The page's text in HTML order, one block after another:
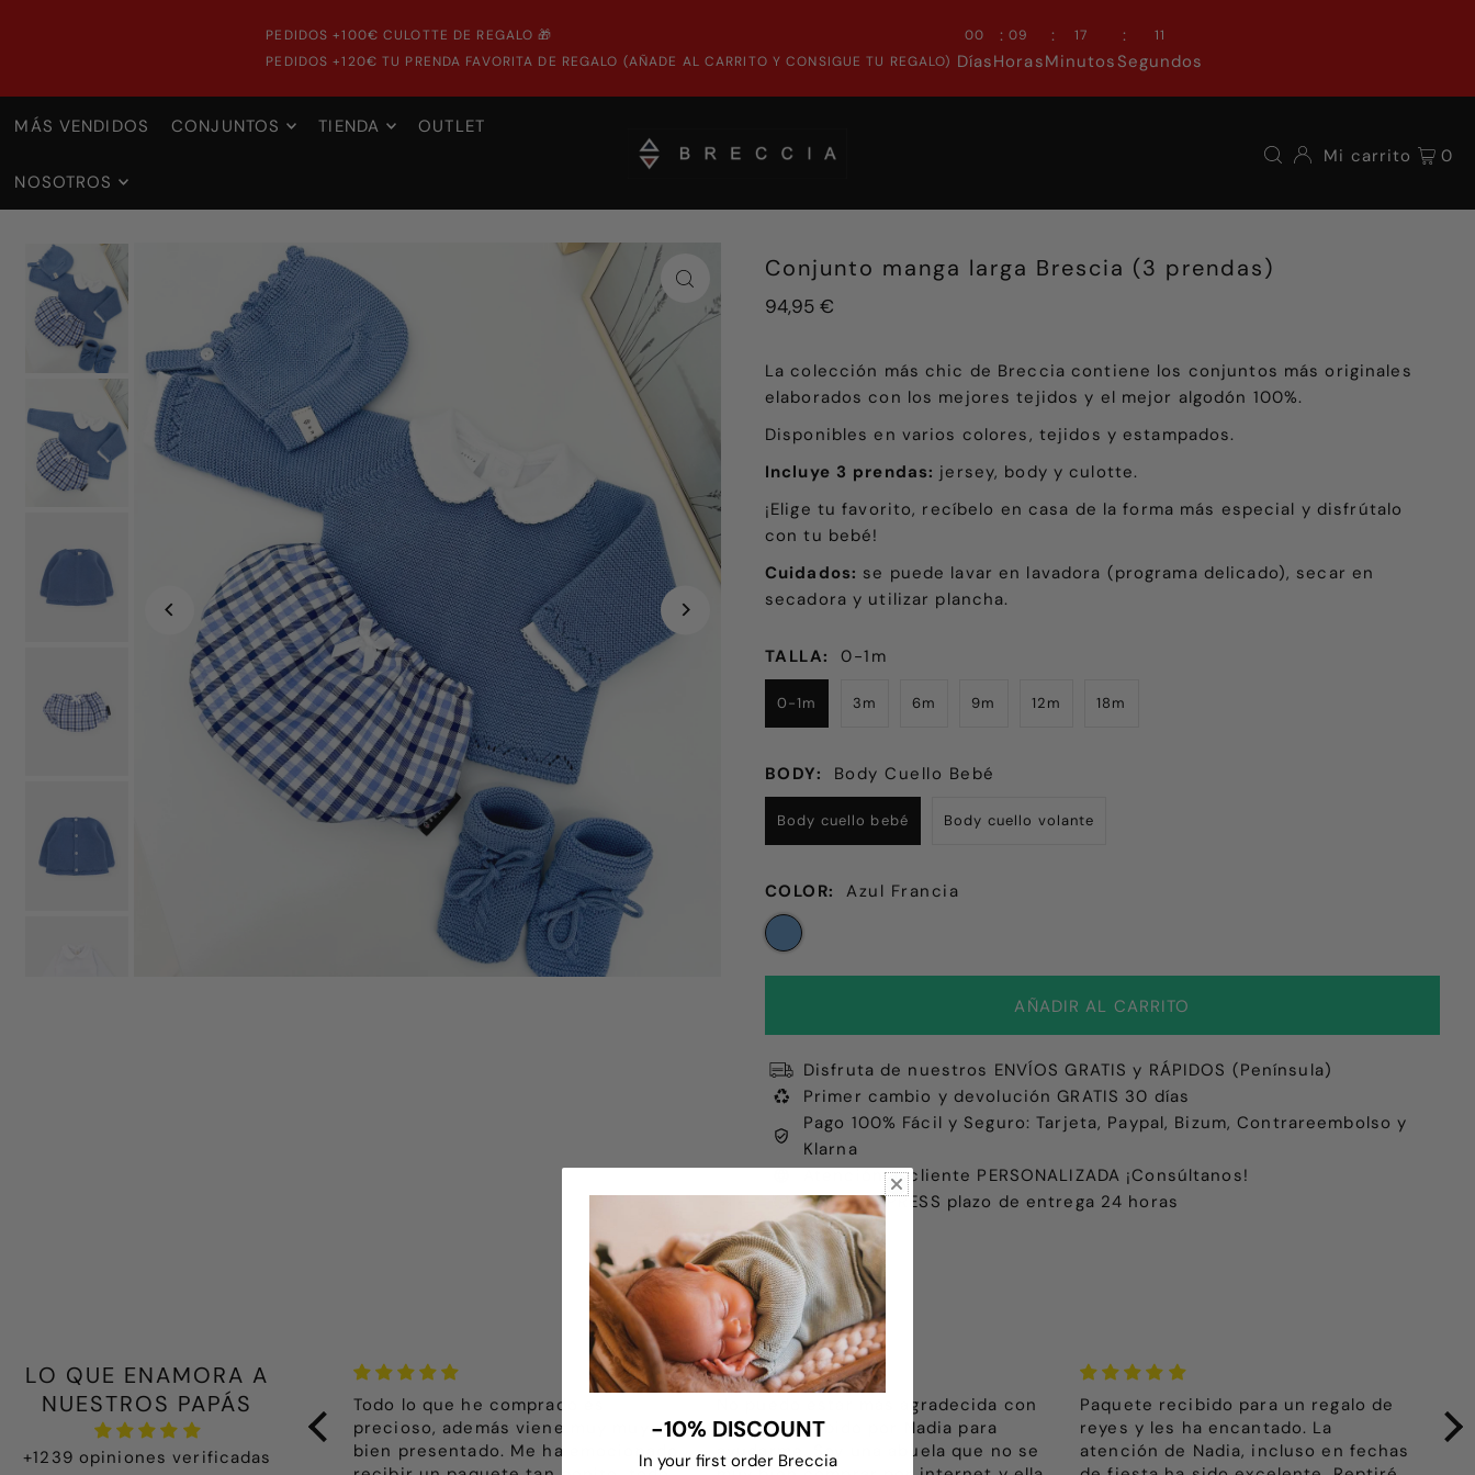
PEDIDOS +100€ CULOTTE DE REGALO 🎁
PEDIDOS +120€ TU PRENDA FAVORITA DE REGALO (AÑADE AL CARRITO Y CONSIGUE TU REGALO)
00
Días
: 09
Horas
: 17
Minutos
: 11
Segundos
MÁS VENDIDOS CONJUNTOS TIENDA OUTLET
NOSOTROS
Mi carrito 0
Conjunto manga larga Brescia (3 prendas)
94,95 €
La colección más chic de Breccia contiene los conjuntos más originales
elaborados con los mejores tejidos y el mejor algodón 100%.
Disponibles en varios colores, tejidos y estampados.
Incluye 3 prendas: jersey, body y culotte.
¡Elige tu favorito, recíbelo en casa de la forma más especial y disfrútalo
con tu bebé!
Cuidados: se puede lavar en lavadora (programa delicado), secar en
secadora y utilizar plancha.
TALLA: 0-1m
0-1m 3m 6m 9m 12m 18m
BODY: Body Cuello Bebé
Body cuello bebé Body cuello volante
COLOR: Azul Francia
Disfruta de nuestros ENVÍOS GRATIS y RÁPIDOS (Península)
Primer cambio y devolución GRATIS 30 días
Pago 100% Fácil y Seguro: Tarjeta, Paypal, Bizum, Contrareembolso y
Klarna
Atención al cliente PERSONALIZADA ¡Consúltanos!
Envíos EXPRESS plazo de entrega 24 horas
LO QUE ENAMORA A
NUESTROS PAPÁS
+1239 opiniones verificadas
especial y delicado. La
de la ropita destila
y la calidad es de diez. Lo
Todo lo que he comprado es
precioso, además viene muy muy
bien presentado. Me ha emocionado
No puedo estar más agradecida con
el trato recibido por Nadia para
ayudarme. Soy una abuela que no se
Paquete recibido para un regalo de
reyes y les ha encantado. La
atención de Nadia, incluso en fechas
-10% DISCOUNT
In your first order Breccia